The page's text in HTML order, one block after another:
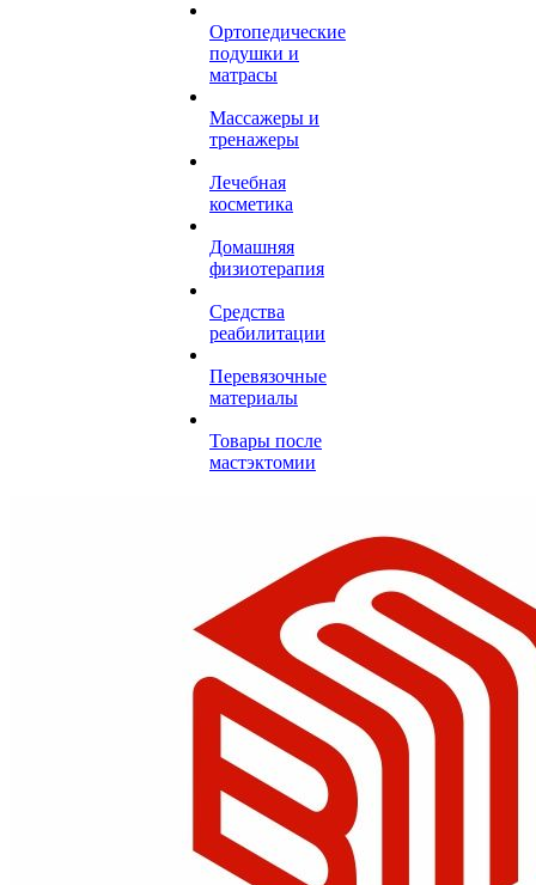
Ортопедические
подушки и
матрасы
Массажеры и
тренажеры
Лечебная
косметика
Домашняя
физиотерапия
Средства
реабилитации
Перевязочные
материалы
Товары после
мастэктомии